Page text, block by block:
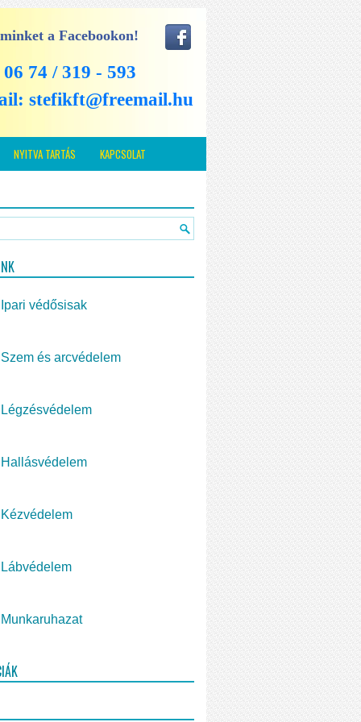
a Facebookon!
74 / 319 - 593
stefikft@freemail.hu
NYITVA TARTÁS KAPCSOLAT
Ipari védősisak
Szem és arcvédelem
Légzésvédelem
Hallásvédelem
Kézvédelem
Lábvédelem
Munkaruhazat